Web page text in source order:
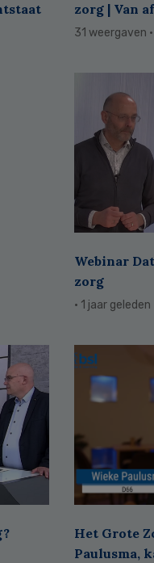
zorg | Van
31 weergaven
Webinar
zorg
· 1 jaar geleden
Het Grote
Paulusma,